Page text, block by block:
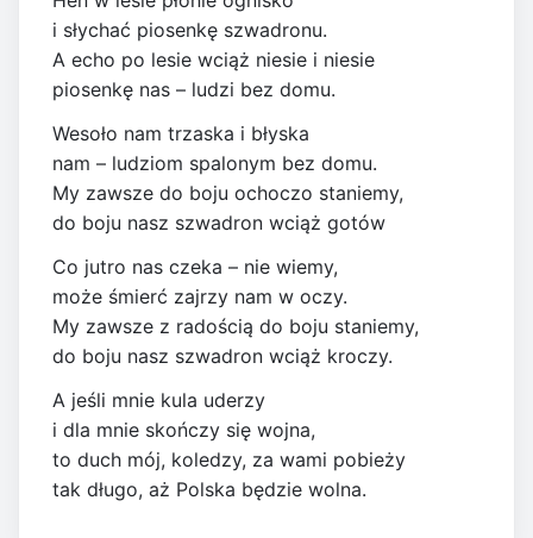
i słychać piosenkę szwadronu.
A echo po lesie wciąż niesie i niesie
piosenkę nas – ludzi bez domu.
Wesoło nam trzaska i błyska
nam – ludziom spalonym bez domu.
My zawsze do boju ochoczo staniemy,
do boju nasz szwadron wciąż gotów
Co jutro nas czeka – nie wiemy,
może śmierć zajrzy nam w oczy.
My zawsze z radością do boju staniemy,
do boju nasz szwadron wciąż kroczy.
A jeśli mnie kula uderzy
i dla mnie skończy się wojna,
to duch mój, koledzy, za wami pobieży
tak długo, aż Polska będzie wolna.